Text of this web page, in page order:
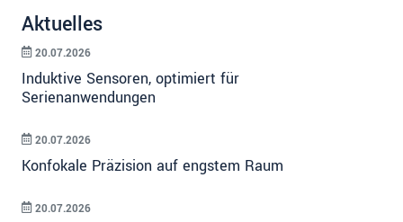
Aktuelles
Induktive Sensoren, optimiert für
Serienanwendungen
20.07.2026
Konfokale Präzision auf engstem Raum
20.07.2026
20.07.2026